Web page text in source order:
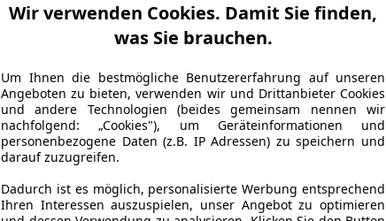
Wir verwenden Cookies. Damit Sie finden,
was Sie brauchen.
Um Ihnen die bestmögliche Benutzererfahrung auf unseren
Angeboten zu bieten, verwenden wir und Drittanbieter Cookies
und andere Technologien (beides gemeinsam nennen wir
nachfolgend: „Cookies"), um Geräteinformationen und
personenbezogene Daten (z.B. IP Adressen) zu speichern und
darauf zuzugreifen.
Dadurch ist es möglich, personalisierte Werbung entsprechend
Ihren Interessen auszuspielen, unser Angebot zu optimieren